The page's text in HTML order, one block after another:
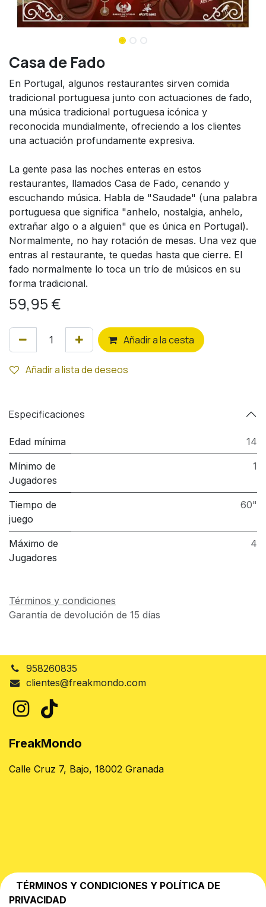
Casa de Fado
En Portugal, algunos restaurantes sirven comida
tradicional portuguesa junto con actuaciones de fado,
una música tradicional portuguesa icónica y
reconocida mundialmente, ofreciendo a los clientes
una actuación profundamente expresiva.
La gente pasa las noches enteras en estos
restaurantes, llamados Casa de Fado, cenando y
escuchando música. Habla de "Saudade" (una palabra
portuguesa que significa "anhelo, nostalgia, anhelo,
extrañar algo o a alguien" que es única en Portugal).
Normalmente, no hay rotación de mesas. Una vez que
entras al restaurante, te quedas hasta que cierre. El
fado normalmente lo toca un trío de músicos en su
forma tradicional.
59,95 €
Añadir a la cesta
Añadir a lista de deseos
Especificaciones
Edad mínima 14
Mínimo de
Jugadores
1
Tiempo de
juego
60"
Máximo de
Jugadores
4
Términos y condiciones
Garantía de devolución de 15 días
958260835
clientes@freakmondo.com
FreakMondo
Calle Cruz 7, Bajo, 18002 Granada
TÉRMINOS Y CONDICIONES Y POLÍTICA DE
PRIVACIDAD